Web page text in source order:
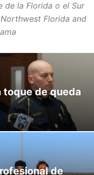
RECREATION
de la Florida o el Sur
Florida and
toque de queda
de